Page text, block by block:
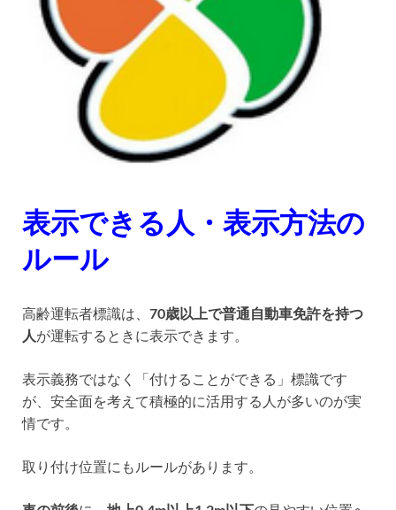
表示できる人・表示方法の
ルール
高齢運転者標識は、 70歳以上で普通自動車免許を持つ
人 が運転するときに表示できます。
表示義務ではなく「付けることができる」標識です
が、安全面を考えて積極的に活用する人が多いのが実
情です。
取り付け位置にもルールがあります。